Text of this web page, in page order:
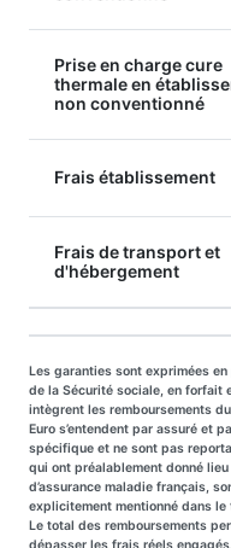
Prise en charge cure
thermale en
non conventionné
Frais établissement
Frais de transport et
d'hébergement
Les garanties sont exprimées
de la Sécurité sociale, en forfait
intègrent les remboursements
Euro s’entendent par assuré et
spécifique et ne sont pas
qui ont préalablement donné
d’assurance maladie français,
explicitement mentionné dans
Le total des remboursements
dépasser les frais réels